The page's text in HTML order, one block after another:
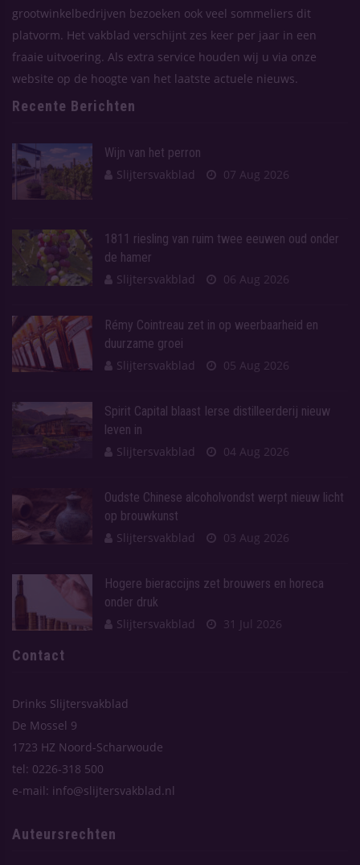
grootwinkelbedrijven bezoeken ook veel sommeliers dit
platvorm. Het vakblad verschijnt zes keer per jaar in een
fraaie uitvoering. Als extra service houden wij u via onze
website op de hoogte van het laatste actuele nieuws.
Recente Berichten
Wijn van het perron
Slijtersvakblad
07 Aug 2026
1811 riesling van ruim twee eeuwen oud onder
de hamer
Slijtersvakblad
06 Aug 2026
Rémy Cointreau zet in op weerbaarheid en
duurzame groei
Slijtersvakblad
05 Aug 2026
Spirit Capital blaast Ierse distilleerderij nieuw
leven in
Slijtersvakblad
04 Aug 2026
Oudste Chinese alcoholvondst werpt nieuw licht
op brouwkunst
Slijtersvakblad
03 Aug 2026
Hogere bieraccijns zet brouwers en horeca
onder druk
Slijtersvakblad
31 Jul 2026
Contact
Drinks Slijtersvakblad
De Mossel 9
1723 HZ Noord-Scharwoude
tel: 0226-318 500
e-mail: info@slijtersvakblad.nl
Auteursrechten